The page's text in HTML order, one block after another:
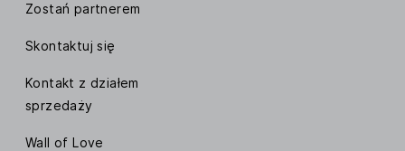
Zostań partnerem
Skontaktuj się
Kontakt z działem
sprzedaży
Wall of Love